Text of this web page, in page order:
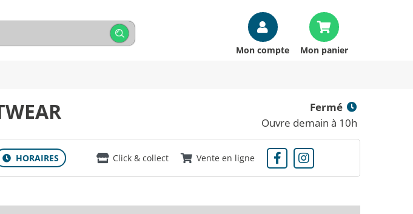
Mon compte Mon panier
Fermé
Ouvre demain à 10h
Click & collect Vente en ligne